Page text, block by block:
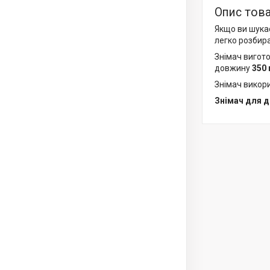
Опис
Якщо ви
легко
Знімач
довжину350
Знімач
Знімач для